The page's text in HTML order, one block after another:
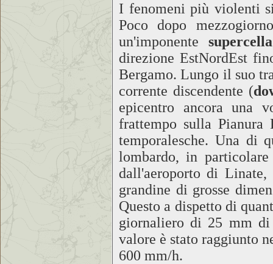
I fenomeni più violenti
Poco dopo
un'imponente supercella
direzione EstNordEst
Bergamo. Lungo il suo
corrente discendente (
epicentro ancora una
frattempo sulla Pianura
temporalesche. Una di
lombardo, in
dall'aeroporto di
grandine di grosse
Questo a dispetto di
giornaliero di 25 mm di
valore è stato raggiunto
600 mm/h.